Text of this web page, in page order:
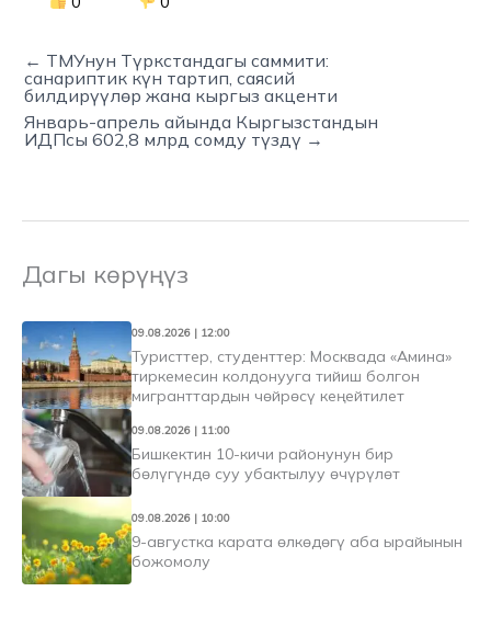
← ТМУнун Түркстандагы саммити:
санариптик күн тартип, саясий
билдирүүлөр жана кыргыз акценти
Январь-апрель айында Кыргызстандын
ИДПсы 602,8 млрд сомду түздү →
Дагы көрүңүз
09.08.2026 | 12:00
Туристтер, студенттер: Москвада «Амина»
тиркемесин колдонууга тийиш болгон
мигранттардын чөйрөсү кеңейтилет
09.08.2026 | 11:00
Бишкектин 10-кичи районунун бир
бөлүгүндө суу убактылуу өчүрүлөт
09.08.2026 | 10:00
9-августка карата өлкөдөгү аба ырайынын
божомолу